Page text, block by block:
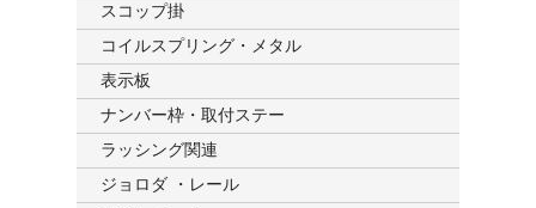
スコップ掛
コイルスプリング・メタル
表示板
ナンバー枠・取付ステー
ラッシング関連
ジョロダ ・レール